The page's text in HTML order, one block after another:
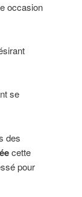
occasion
se
des
cette
pour